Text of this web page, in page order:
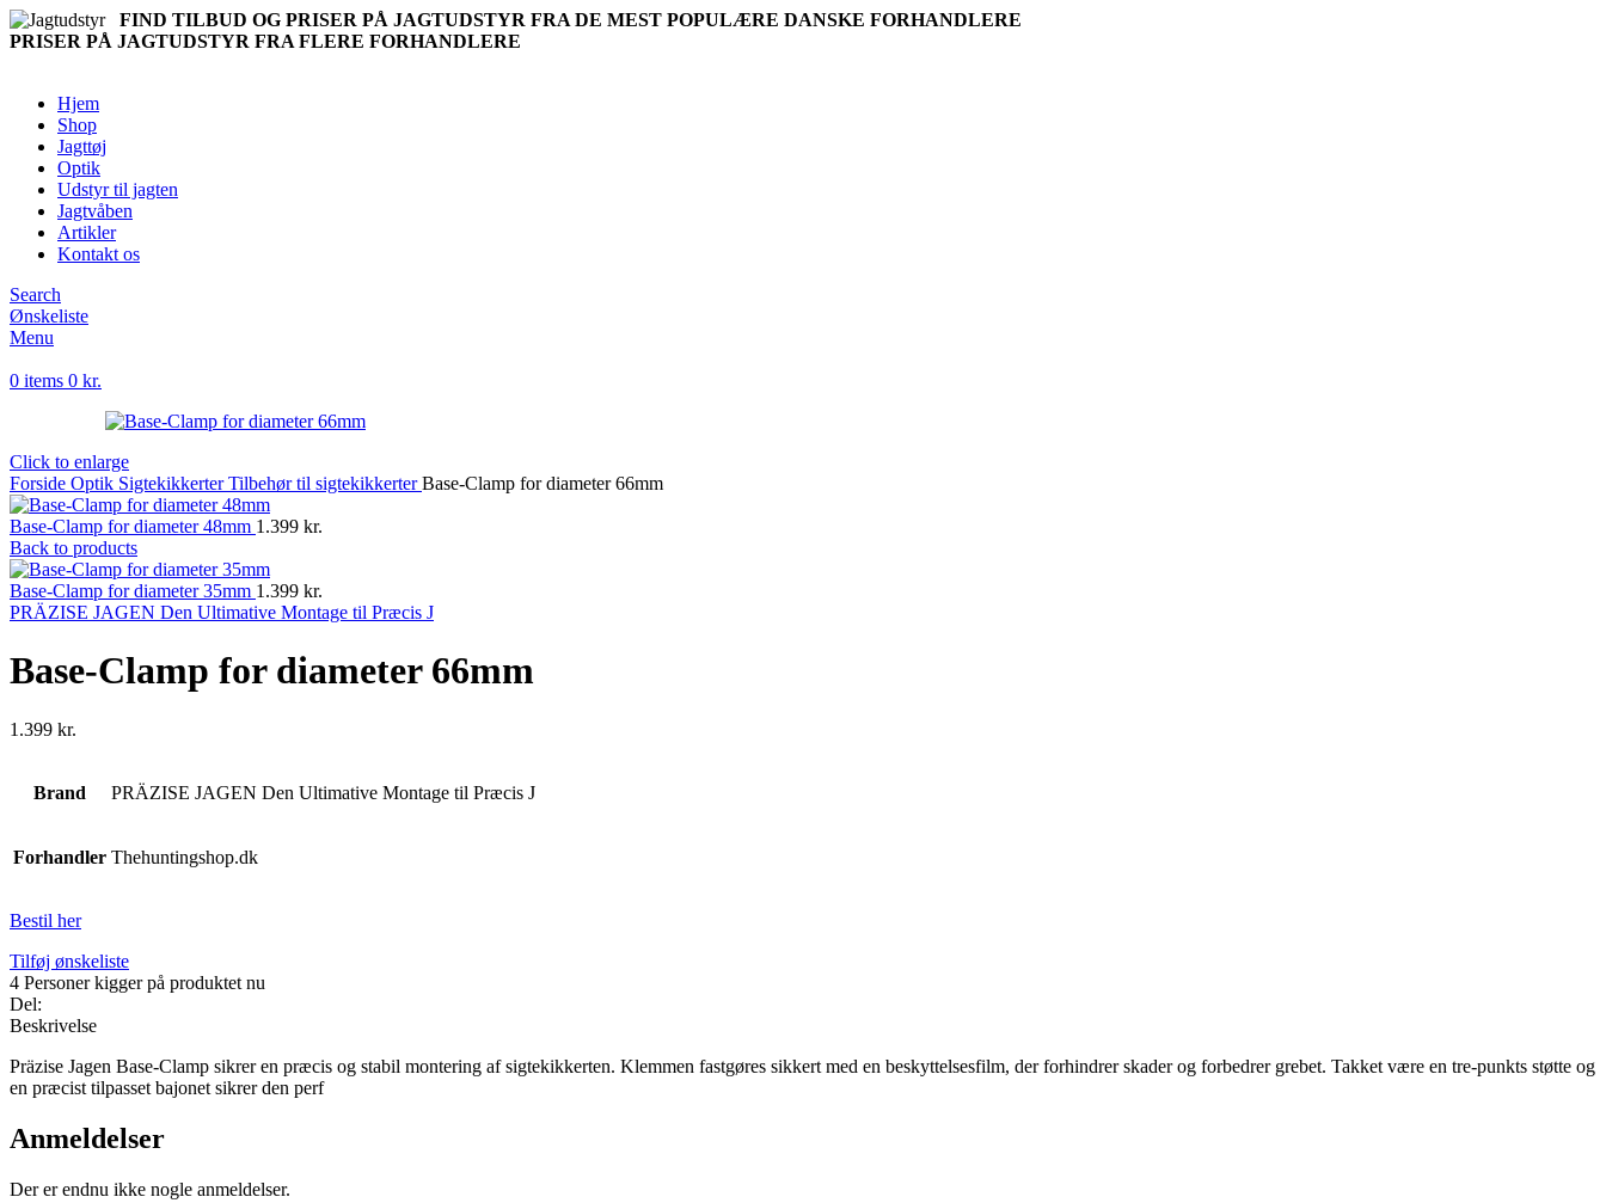
FIND TILBUD OG PRISER PÅ JAGTUDSTYR FRA DE MEST POPULÆRE DANSKE FORHANDLERE
PRISER PÅ JAGTUDSTYR FRA FLERE FORHANDLERE
Hjem
Shop
Jagttøj
Optik
Udstyr til jagten
Jagtvåben
Artikler
Kontakt os
Search
Ønskeliste
Menu
0 items 0 kr.
Click to enlarge
Forside Optik SigtekikkerterTilbehør til sigtekikkerterBase-Clamp for diameter 66mm
Base-Clamp for diameter 48mm 1.399 kr.
Back to products
Base-Clamp for diameter 35mm 1.399 kr.
PRÄZISE JAGEN Den Ultimative Montage til Præcis J
Base-Clamp for diameter 66mm
1.399 kr.
Brand PRÄZISE JAGEN Den Ultimative Montage til Præcis J
Forhandler Thehuntingshop.dk
Bestil her
Tilføj ønskeliste
4 Personer kigger på produktet nu
Del:
Beskrivelse
Präzise Jagen Base-Clamp sikrer en præcis og stabil montering af sigtekikkerten. Klemmen fastgøres sikkert med en beskyttelsesfilm, der forhindrer skader og forbedrer grebet. Takket være en tre-punkts støtte og
en præcist tilpasset bajonet sikrer den perf
Anmeldelser
Der er endnu ikke nogle anmeldelser.